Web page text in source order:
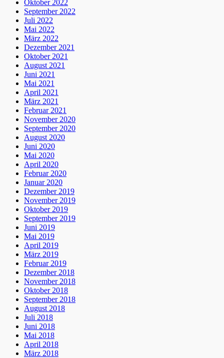
Oktober 2022
September 2022
Juli 2022
Mai 2022
März 2022
Dezember 2021
Oktober 2021
August 2021
Juni 2021
Mai 2021
April 2021
März 2021
Februar 2021
November 2020
September 2020
August 2020
Juni 2020
Mai 2020
April 2020
Februar 2020
Januar 2020
Dezember 2019
November 2019
Oktober 2019
September 2019
Juni 2019
Mai 2019
April 2019
März 2019
Februar 2019
Dezember 2018
November 2018
Oktober 2018
September 2018
August 2018
Juli 2018
Juni 2018
Mai 2018
April 2018
März 2018